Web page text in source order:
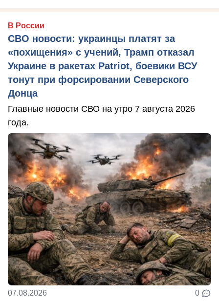
В России
СВО новости: украинцы платят за
«похищения» с учений, Трамп отказал
Украине в ракетах Patriot, боевики ВСУ
тонут при форсировании Северского
Донца
Главные новости СВО на утро 7 августа 2026
года.
07.08.2026 0